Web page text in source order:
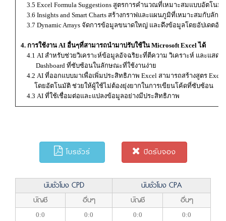
3.5 Excel Formula Suggestions สูตรการคำนวณที่เหมาะสมแบบอัตโนมัติ
3.6 Insights and Smart Charts สร้างกราฟและแผนภูมิที่เหมาะสมกับลัก
3.7 Dynamic Arrays จัดการข้อมูลขนาดใหญ่ และดึงข้อมูลโดยอัปเดตอัต
4. การใช้งาน AI อื่นๆที่สามารถนำมาปรับใช้ใน Microsoft Excel ได้
4.1 AI สำหรับช่วยวิเคราะห์ข้อมูลอัจฉริยะที่ตีความ วิเคราะห์ และแสด
Dashboard ที่ซับซ้อนในลักษณะที่ใช้งานง่าย
4.2 AI ที่ออกแบบมาเพื่อเพิ่มประสิทธิภาพ Excel สามารถสร้างสูตร
โดยอัตโนมัติ ช่วยให้ผู้ใช้ไม่ต้องยุ่งยากในการเขียนโค้ดที่ซับซ้อน
4.3 AI ที่ใช้เชื่อมต่อและแปลงข้อมูลอย่างมีประสิทธิภาพ
โบรชัวร์ ปิดรับจอง
นับชั่วโมง CPD
นับชั่วโมง CPA
บัญชี
อื่นๆ บัญชี อื่นๆ
0:0 0:0 0:0 0:0